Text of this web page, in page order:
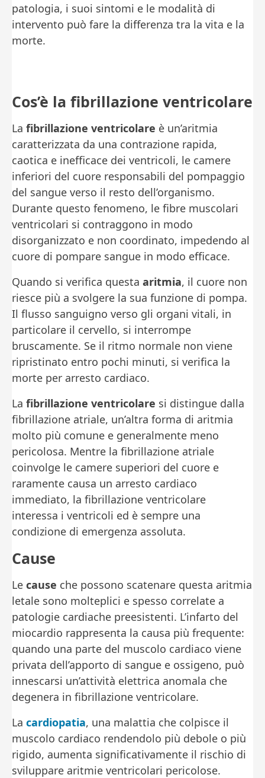
patologia, i suoi sintomi e le modalità di
intervento può fare la differenza tra la vita e la
morte.
Cos’è la fibrillazione ventricolare
La fibrillazione ventricolare è un’aritmia
caratterizzata da una contrazione rapida,
caotica e inefficace dei ventricoli, le camere
inferiori del cuore responsabili del pompaggio
del sangue verso il resto dell’organismo.
Durante questo fenomeno, le fibre muscolari
ventricolari si contraggono in modo
disorganizzato e non coordinato, impedendo al
cuore di pompare sangue in modo efficace.
Quando si verifica questa aritmia, il cuore non
riesce più a svolgere la sua funzione di pompa.
Il flusso sanguigno verso gli organi vitali, in
particolare il cervello, si interrompe
bruscamente. Se il ritmo normale non viene
ripristinato entro pochi minuti, si verifica la
morte per arresto cardiaco.
La fibrillazione ventricolare si distingue dalla
fibrillazione atriale, un’altra forma di aritmia
molto più comune e generalmente meno
pericolosa. Mentre la fibrillazione atriale
coinvolge le camere superiori del cuore e
raramente causa un arresto cardiaco
immediato, la fibrillazione ventricolare
interessa i ventricoli ed è sempre una
condizione di emergenza assoluta.
Cause
Le cause che possono scatenare questa aritmia
letale sono molteplici e spesso correlate a
patologie cardiache preesistenti. L’infarto del
miocardio rappresenta la causa più frequente:
quando una parte del muscolo cardiaco viene
privata dell’apporto di sangue e ossigeno, può
innescarsi un’attività elettrica anomala che
degenera in fibrillazione ventricolare.
La cardiopatia, una malattia che colpisce il
muscolo cardiaco rendendolo più debole o più
rigido, aumenta significativamente il rischio di
sviluppare aritmie ventricolari pericolose.